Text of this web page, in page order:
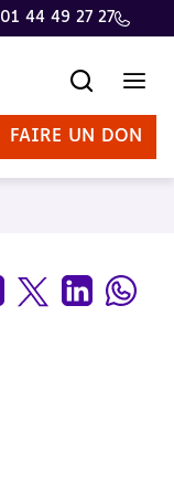
01 44 49 27 27
FAIRE UN DON